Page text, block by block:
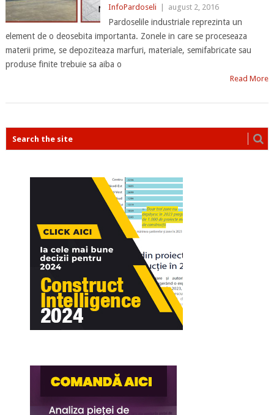
InfoPardoseli august 2, 2016
Pardoselile industriale reprezinta un
element de o deosebita importanta. Zonele in care se proceseaza
materii prime, se depoziteaza marfuri, materiale, semifabricate sau
produse finite trebuie sa aiba o
Read More
POSTS
NAVIGATION